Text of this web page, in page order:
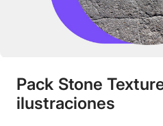
Pack Stone
ilustraciones